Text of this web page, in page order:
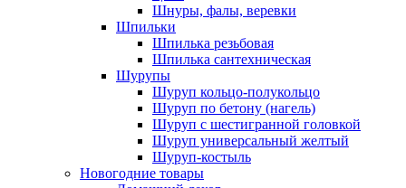
Шнуры, фалы, веревки
Шпильки
Шпилька резьбовая
Шпилька сантехническая
Шурупы
Шуруп кольцо-полукольцо
Шуруп по бетону (нагель)
Шуруп с шестигранной головкой
Шуруп универсальный желтый
Шуруп-костыль
Новогодние товары